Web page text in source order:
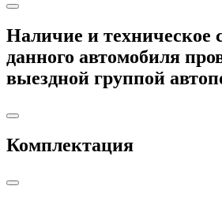
Наличие и техническое
данного автомобиля
выездной группой
Комплектация